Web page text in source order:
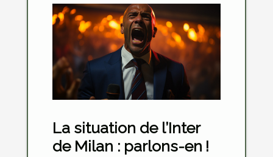
La situation de l’Inter
de Milan : parlons-en !